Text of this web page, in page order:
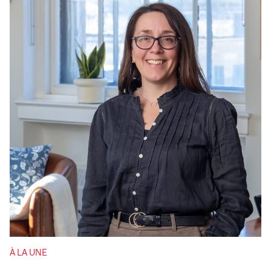
À LA UNE